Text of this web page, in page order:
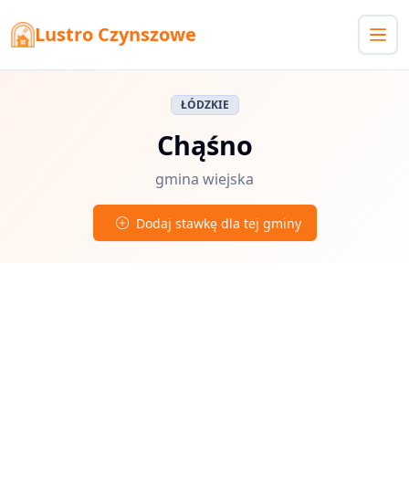
Lustro Czynszowe
ŁÓDZKIE
Chąśno
gmina wiejska
Dodaj stawkę dla tej gminy